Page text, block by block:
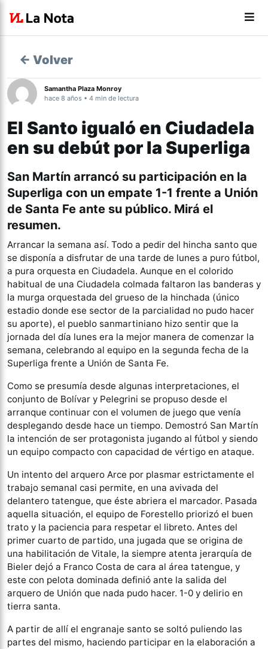
← Volver
Samantha Plaza Monroy
hace 8 años • 4 min de lectura
El Santo igualó en Ciudadela
en su debút por la Superliga
San Martín arrancó su participación en la
Superliga con un empate 1-1 frente a Unión
de Santa Fe ante su público. Mirá el
resumen.
Arrancar la semana así. Todo a pedir del hincha santo que
se disponía a disfrutar de una tarde de lunes a puro fútbol,
a pura orquesta en Ciudadela. Aunque en el colorido
habitual de una Ciudadela colmada faltaron las banderas y
la murga orquestada del grueso de la hinchada (único
estadio donde ese sector de la parcialidad no pudo hacer
su aporte), el pueblo sanmartiniano hizo sentir que la
jornada del día lunes era la mejor manera de comenzar la
semana, celebrando al equipo en la segunda fecha de la
Superliga frente a Unión de Santa Fe.
Como se presumía desde algunas interpretaciones, el
conjunto de Bolívar y Pelegrini se propuso desde el
arranque continuar con el volumen de juego que venía
desplegando desde hace un tiempo. Demostró San Martín
la intención de ser protagonista jugando al fútbol y siendo
un equipo compacto con capacidad de vértigo en ataque.
Un intento del arquero Arce por plasmar estrictamente el
trabajo semanal casi permite, en una avivada del
delantero tatengue, que éste abriera el marcador. Pasada
aquella situación, el equipo de Forestello priorizó el buen
trato y la paciencia para respetar el libreto. Antes del
primer cuarto de partido, una jugada que se origina de
una habilitación de Vitale, la siempre atenta jerarquía de
Bieler dejó a Franco Costa de cara al área tatengue, y
este con pelota dominada definió ante la salida del
arquero de Unión que nada pudo hacer. 1-0 y delirio en
tierra santa.
A partir de allí el engranaje santo se soltó puliendo las
partes del mismo, haciendo participar en la elaboración a